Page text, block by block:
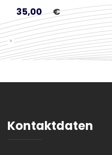
35,00 €
Kontaktdaten